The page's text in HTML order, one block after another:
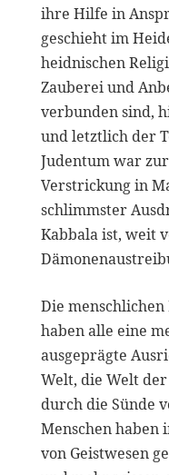
ihre Hilfe in
geschieht im
heidnischen
Zauberei und
verbunden sind,
und letztlich der
Judentum war
Verstrickung in
schlimmster
Kabbala ist, weit
Die
haben alle eine
ausgeprägte
Welt, die Welt
durch die Sünde
Menschen haben
von Geistwesen